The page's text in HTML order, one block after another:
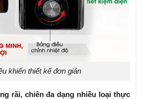
khiển thiết kế đơn giản
rãi, chiên đa dạng nhiều loại thực